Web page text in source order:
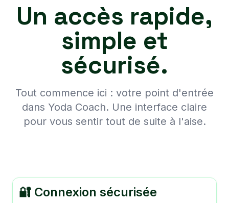
Un accès rapide,
simple et
sécurisé.
Tout commence ici : votre point d'entrée
dans Yoda Coach. Une interface claire
pour vous sentir tout de suite à l'aise.
🔐 Connexion sécurisée